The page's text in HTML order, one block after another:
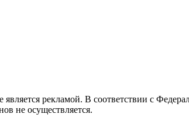
рекламой. В соответствии с
не осуществляется.